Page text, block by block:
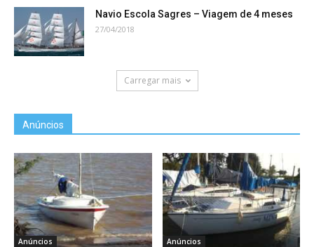
Navio Escola Sagres – Viagem de 4 meses
27/04/2018
Carregar mais
Anúncios
Anúncios Anúncios